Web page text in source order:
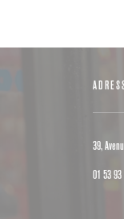
39,
01 53 93